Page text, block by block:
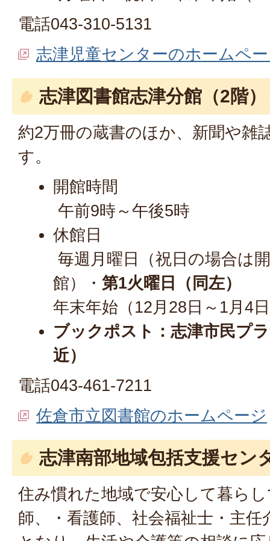
電話043-310-5131
志津児童センターのホームペ
志津図書館志津分館（2階）
約2万冊の蔵書のほか、新聞や雑
す。
開館時間
午前9時～午後5時
休館日
毎週月曜日（祝日の場合は
館）・第1火曜日（同左）
年末年始（12月28日～1月4
ブックポスト：志津市民プ
近）
電話043-461-7211
佐倉市立図書館のホームページ
志津南部地域包括支援セン
住み慣れた地域で安心して暮ら
師、・看護師、社会福祉士・主任